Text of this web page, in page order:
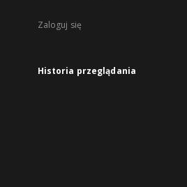
Zaloguj się
Historia przeglądania